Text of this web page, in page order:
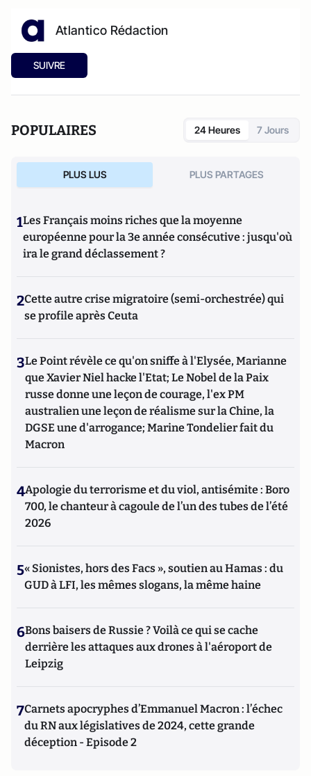
Atlantico Rédaction
SUIVRE
POPULAIRES 24 Heures 7 Jours
PLUS LUS PLUS PARTAGES
1Les Français moins riches que la moyenne
européenne pour la 3e année consécutive : jusqu'où
ira le grand déclassement ?
2Cette autre crise migratoire (semi-orchestrée) qui
se profile après Ceuta
3Le Point révèle ce qu'on sniffe à l'Elysée, Marianne
que Xavier Niel hacke l'Etat; Le Nobel de la Paix
russe donne une leçon de courage, l'ex PM
australien une leçon de réalisme sur la Chine, la
DGSE une d'arrogance; Marine Tondelier fait du
Macron
4Apologie du terrorisme et du viol, antisémite : Boro
700, le chanteur à cagoule de l’un des tubes de l’été
2026
5« Sionistes, hors des Facs », soutien au Hamas : du
GUD à LFI, les mêmes slogans, la même haine
6Bons baisers de Russie ? Voilà ce qui se cache
derrière les attaques aux drones à l'aéroport de
Leipzig
7Carnets apocryphes d’Emmanuel Macron : l’échec
du RN aux législatives de 2024, cette grande
déception - Episode 2